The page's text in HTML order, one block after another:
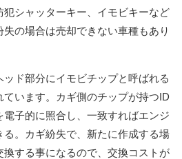
犯シャッターキー、イモビキーなど
の場合は売却できない車種もあり
ド部分にイモビチップと呼ばれる
います。カギ側のチップが持つID
電子的に照合し、一致すればエンジ
る。カギ紛失で、新たに作成する場
する事になるので、交換コストが